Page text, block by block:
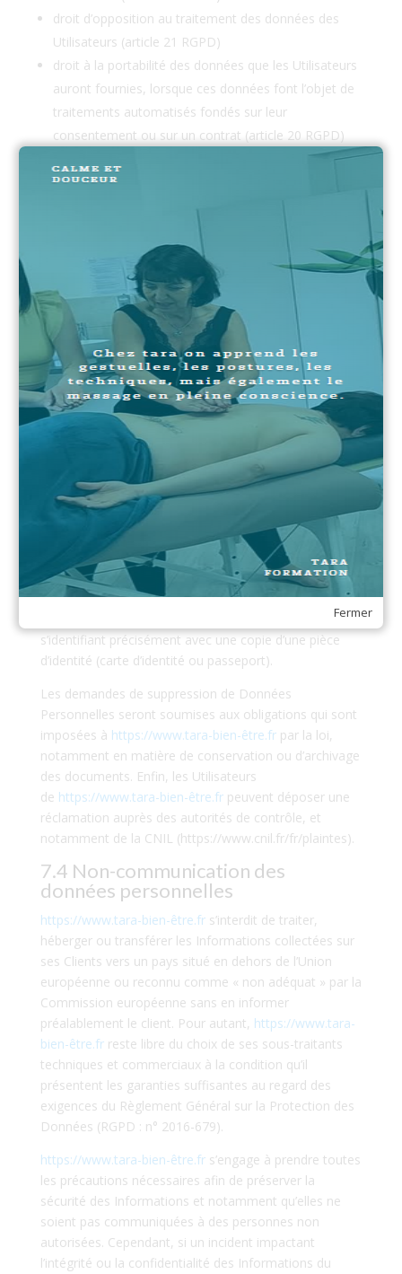
droit d’opposition au traitement des données des
Utilisateurs (article 21 RGPD)
droit à la portabilité des données que les Utilisateurs
auront fournies, lorsque ces données font l’objet de
traitements automatisés fondés sur leur
consentement ou sur un contrat (article 20 RGPD)
droit de définir le sort des données des Utilisateurs
après leur mort et de choisir à qui
https://www.tara-bien-être.fr
a connaissance
du décès d’un Utilisateur et à défaut d’instructions de
sa part,
https://www.tara-bien-être.fr
s’engage à
détruire ses données, sauf si leur conservation s’avère
nécessaire à des fins probatoires ou pour répondre à
une obligation légale.
Si l’Utilisateur souhaite savoir
comment
https://www.tara-bien-être.fr
utilise ses
Données Personnelles, demander à les rectifier ou
s’oppose à leur traitement, l’Utilisateur peut
contacterhttps://www.tara-bien-être.frpar écrit à
l’adresse suivante :Tara Bien-être – DPO, Annie
9, rue Charles Bourseul 54136 Bouxières aux Dames.
Dans ce cas, l’Utilisateur doit indiquer les Données
Personnelles qu’il souhaiterait quehttps://www.tara-
s’identifiant précisément avec une copie d’une pièce
d’identité (carte d’identité ou passeport).
Les demandes de suppression de Données
Personnelles seront soumises aux obligations qui sont
imposées à https://www.tara-bien-être.frpar la loi,
notamment en matière de conservation ou d’archivage
des documents. Enfin, les Utilisateurs
de https://www.tara-bien-être.frpeuvent déposer une
réclamation auprès des autorités de contrôle, et
notamment de la CNIL (https://www.cnil.fr/fr/plaintes).
7.4 Non-communication des
données personnelles
https://www.tara-bien-être.frs’interdit de traiter,
héberger ou transférer les Informations collectées sur
ses Clients vers un pays situé en dehors de l’Union
européenne ou reconnu comme « non adéquat » par la
Commission européenne sans en informer
préalablement le client. Pour autant, https://www.tara-
bien-être.frreste libre du choix de ses sous-traitants
techniques et commerciaux à la condition qu’il
présentent les garanties suffisantes au regard des
exigences du Règlement Général sur la Protection des
Données (RGPD : n° 2016-679).
https://www.tara-bien-être.frs’engage à prendre toutes
les précautions nécessaires afin de préserver la
sécurité des Informations et notamment qu’elles ne
soient pas communiquées à des personnes non
autorisées. Cependant, si un incident impactant
l’intégrité ou la confidentialité des Informations du
Fermer